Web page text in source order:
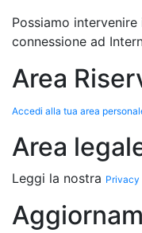
Possiamo
connessione ad
Area
Accedi alla tua area
Area
Leggi la nostra Privacy